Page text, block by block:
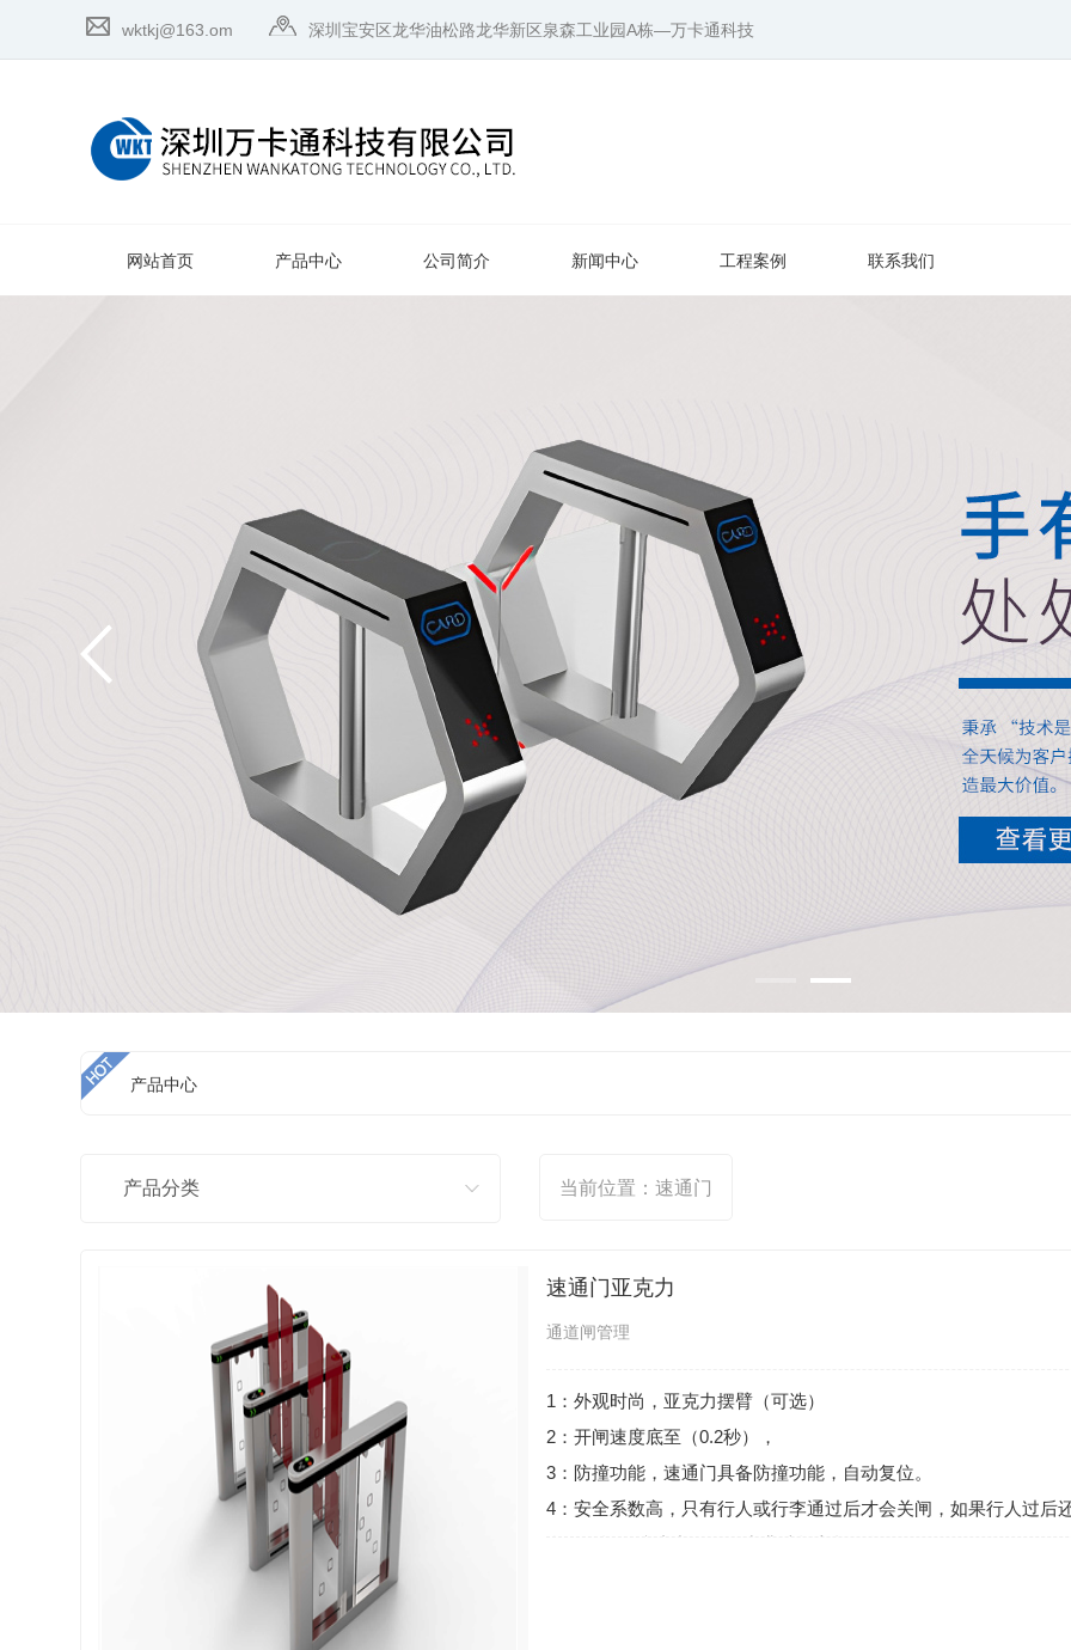
wktkj@163.om 深圳宝安区龙华油松路龙华新区泉森工业园A栋—万卡通科技
网站首页 产品中心 公司简介 新闻中心 工程案例 联系我们
产品中心
产品分类 当前位置：速通门
速通门亚克力
通道闸管理
1：外观时尚，亚克力摆臂（可选）
2：开闸速度底至（0.2秒），
3：防撞功能，速通门具备防撞功能，自动复位。
4：安全系数高，只有行人或行李通过后才会关闸，如果行人过后